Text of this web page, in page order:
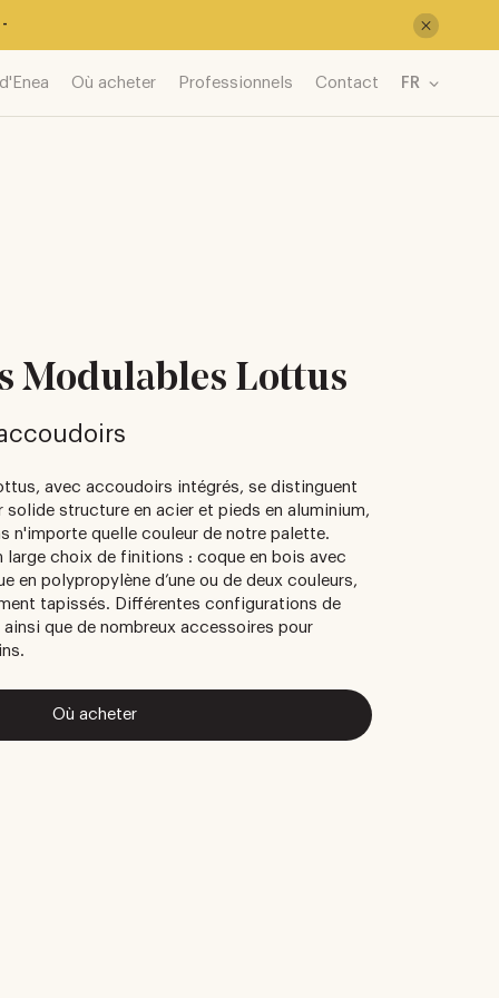
-
Où acheter Professionnels Contact FR
Modulables Lottus
avec accoudoirs intégrés, se distinguent
solide structure en acier et pieds en aluminium,
n'importe quelle couleur de notre palette.
large choix de finitions : coque en bois avec
en polypropylène d’une ou de deux couleurs,
tapissés. Différentes configurations de
que de nombreux accessoires pour
Où acheter